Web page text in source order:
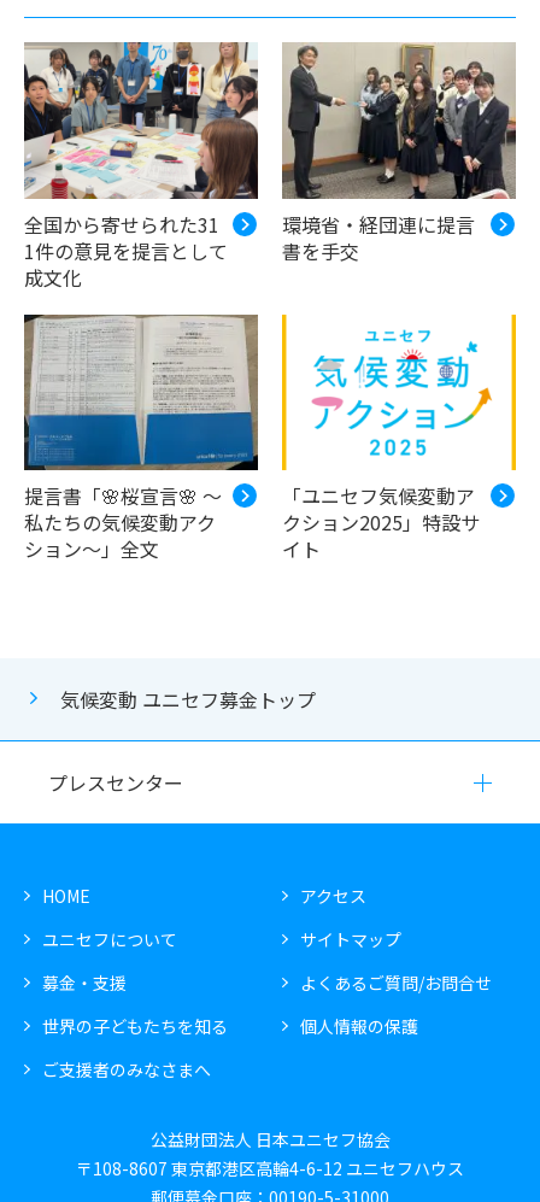
全国から寄せられた31
1件の意見を提言として
成文化
環境省・経団連に提言
書を手交
提言書「🌸桜宣言🌸 ～
私たちの気候変動アク
ション～」全文
「ユニセフ気候変動ア
クション2025」特設サ
イト
気候変動 ユニセフ募金トップ
プレスセンター
HOME
ユニセフについて
募金・支援
世界の子どもたちを知る
ご支援者のみなさまへ
アクセス
サイトマップ
よくあるご質問/お問合せ
個人情報の保護
公益財団法人 日本ユニセフ協会
〒108-8607 東京都港区高輪4-6-12 ユニセフハウス